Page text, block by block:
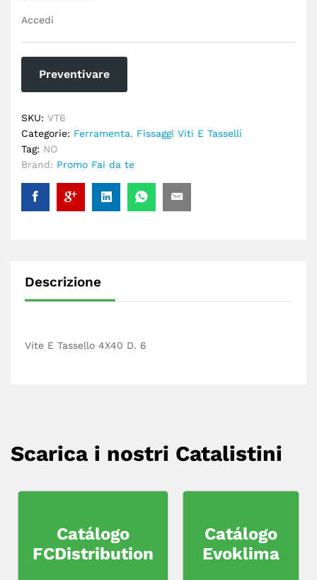
Accedi
Preventivare
SKU: VT6
Categorie: Ferramenta, Fissaggi Viti E Tasselli
Tag: NO
Brand: Promo Fai da te
Descrizione
Vite E Tassello 4X40 D. 6
Scarica i nostri Catalistini
Catálogo
FCDistribution
Catálogo
Evoklima